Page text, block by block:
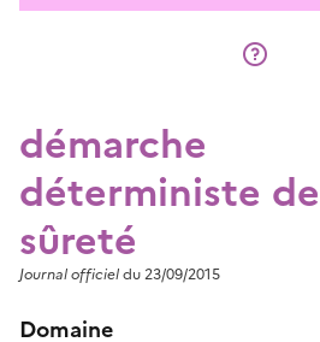
démarche
déterministe de
sûreté
Journal officieldu 23/09/2015
Domaine